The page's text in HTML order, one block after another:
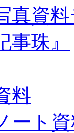
真資
珠』
料
ート